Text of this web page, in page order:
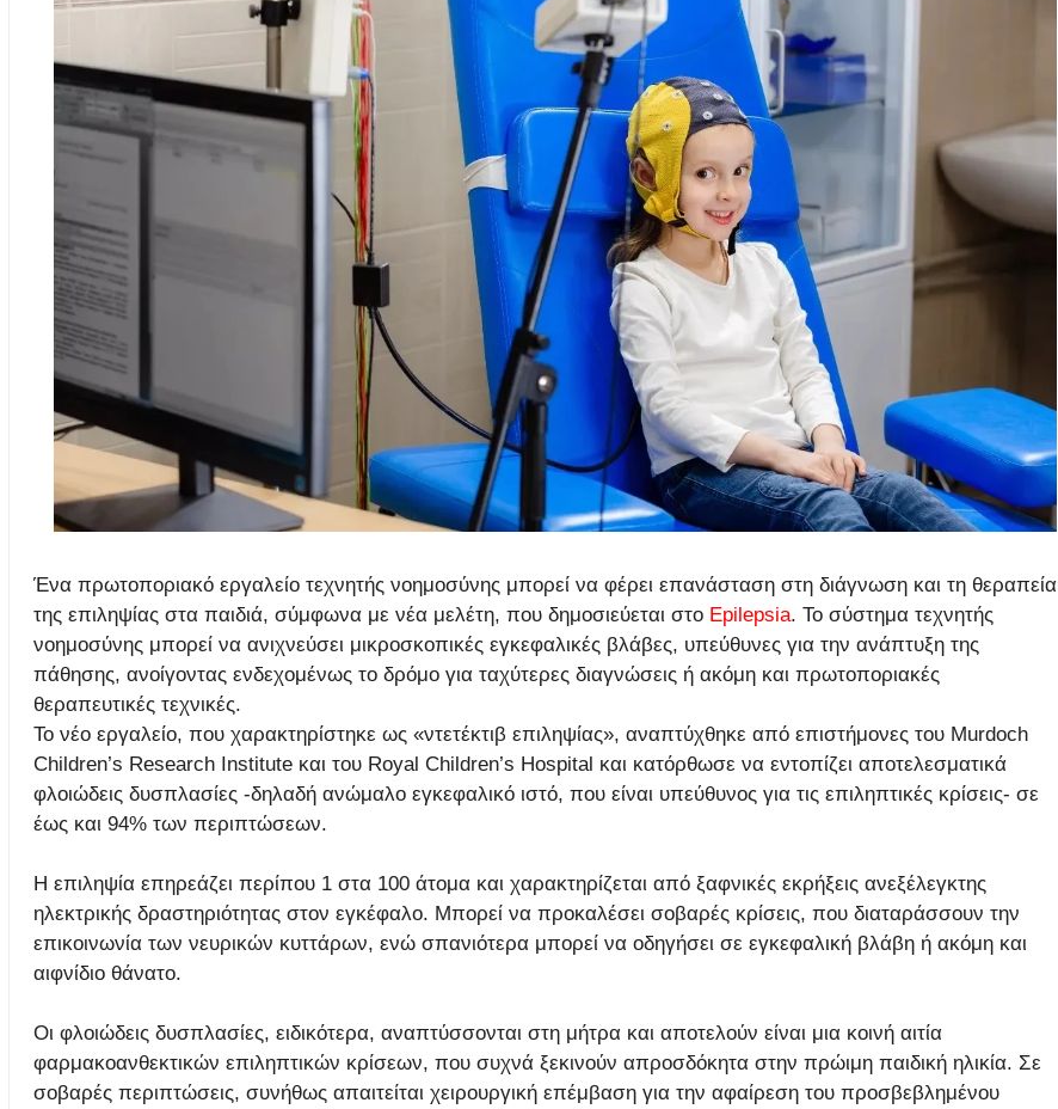
Ένα πρωτοποριακό εργαλείο τεχνητής νοημοσύνης μπορεί να φέρει επανάσταση στη διάγνωση και τη θεραπεία
της επιληψίας στα παιδιά, σύμφωνα με νέα μελέτη, που δημοσιεύεται στο Epilepsia. Το σύστημα τεχνητής
νοημοσύνης μπορεί να ανιχνεύσει μικροσκοπικές εγκεφαλικές βλάβες, υπεύθυνες για την ανάπτυξη της
πάθησης, ανοίγοντας ενδεχομένως το δρόμο για ταχύτερες διαγνώσεις ή ακόμη και πρωτοποριακές
θεραπευτικές τεχνικές.
Το νέο εργαλείο, που χαρακτηρίστηκε ως «ντετέκτιβ επιληψίας», αναπτύχθηκε από επιστήμονες του Murdoch
Children’s Research Institute και του Royal Children’s Hospital και κατόρθωσε να εντοπίζει αποτελεσματικά
φλοιώδεις δυσπλασίες -δηλαδή ανώμαλο εγκεφαλικό ιστό, που είναι υπεύθυνος για τις επιληπτικές κρίσεις- σε
έως και 94% των περιπτώσεων.
Η επιληψία επηρεάζει περίπου 1 στα 100 άτομα και χαρακτηρίζεται από ξαφνικές εκρήξεις ανεξέλεγκτης
ηλεκτρικής δραστηριότητας στον εγκέφαλο. Μπορεί να προκαλέσει σοβαρές κρίσεις, που διαταράσσουν την
επικοινωνία των νευρικών κυττάρων, ενώ σπανιότερα μπορεί να οδηγήσει σε εγκεφαλική βλάβη ή ακόμη και
αιφνίδιο θάνατο.
Οι φλοιώδεις δυσπλασίες, ειδικότερα, αναπτύσσονται στη μήτρα και αποτελούν είναι μια κοινή αιτία
φαρμακοανθεκτικών επιληπτικών κρίσεων, που συχνά ξεκινούν απροσδόκητα στην πρώιμη παιδική ηλικία. Σε
σοβαρές περιπτώσεις, συνήθως απαιτείται χειρουργική επέμβαση για την αφαίρεση του προσβεβλημένου